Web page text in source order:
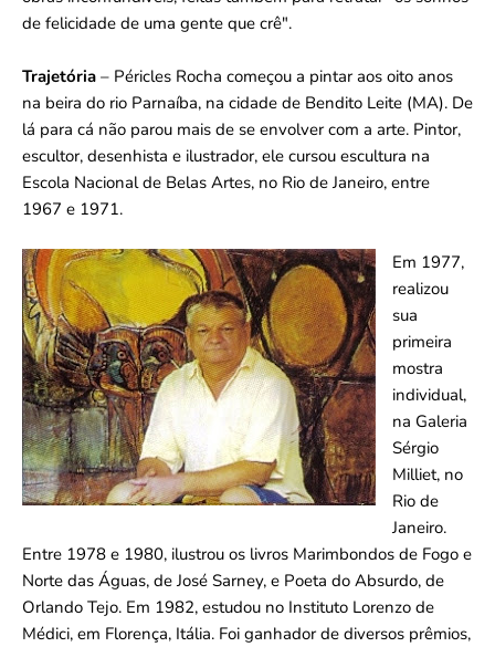
de felicidade de uma gente que crê".
Trajetória – Péricles Rocha começou a pintar aos oito anos
na beira do rio Parnaíba, na cidade de Bendito Leite (MA). De
lá para cá não parou mais de se envolver com a arte. Pintor,
escultor, desenhista e ilustrador, ele cursou escultura na
Escola Nacional de Belas Artes, no Rio de Janeiro, entre
1967 e 1971.
Em 1977,
realizou
sua
primeira
mostra
individual,
na Galeria
Sérgio
Milliet, no
Rio de
Janeiro.
Entre 1978 e 1980, ilustrou os livros Marimbondos de Fogo e
Norte das Águas, de José Sarney, e Poeta do Absurdo, de
Orlando Tejo. Em 1982, estudou no Instituto Lorenzo de
Médici, em Florença, Itália. Foi ganhador de diversos prêmios,